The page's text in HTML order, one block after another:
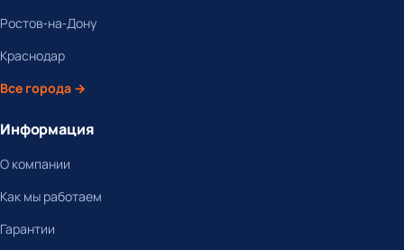
Ростов-на-Дону
Краснодар
Все города →
Информация
О компании
Как мы работаем
Гарантии